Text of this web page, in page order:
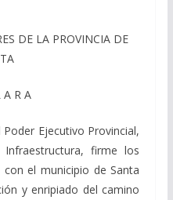
DE LA PROVINCIA DE
A R A
Ejecutivo Provincial,
firme los
el municipio de Santa
y enripiado del camino